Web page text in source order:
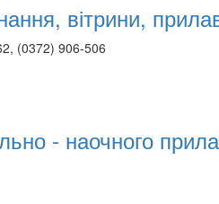
вітрини,
(0372) 906-506
- наочного